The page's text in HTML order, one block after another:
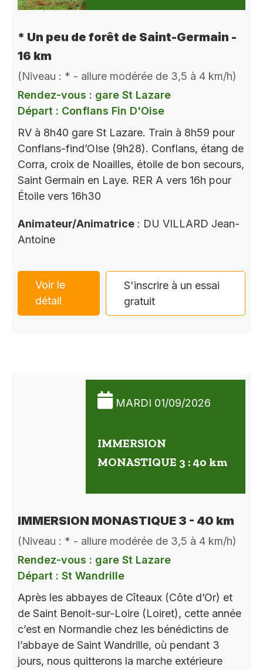
* Un peu de forêt de Saint-Germain -
16 km
(Niveau : * - allure modérée de 3,5 à 4 km/h)
Rendez-vous : gare St Lazare
Départ : Conflans Fin D'Oise
RV à 8h40 gare St Lazare. Train à 8h59 pour
Conflans-find’OIse (9h28). Conflans, étang de
Corra, croix de Noailles, étoile de bon secours,
Saint Germain en Laye. RER A vers 16h pour
Étoile vers 16h30
Animateur/Animatrice : DU VILLARD Jean-
Antoine
Voir le
détail
S'inscrire à un essai
gratuit
MARDI 01/09/2026
IMMERSION
MONASTIQUE 3 : 40 km
IMMERSION MONASTIQUE 3 - 40 km
(Niveau : * - allure modérée de 3,5 à 4 km/h)
Rendez-vous : gare St Lazare
Départ : St Wandrille
Après les abbayes de Cîteaux (Côte d’Or) et
de Saint Benoit-sur-Loire (Loiret), cette année
c’est en Normandie chez les bénédictins de
l’abbaye de Saint Wandrille, où pendant 3
jours, nous quitterons la marche extérieure